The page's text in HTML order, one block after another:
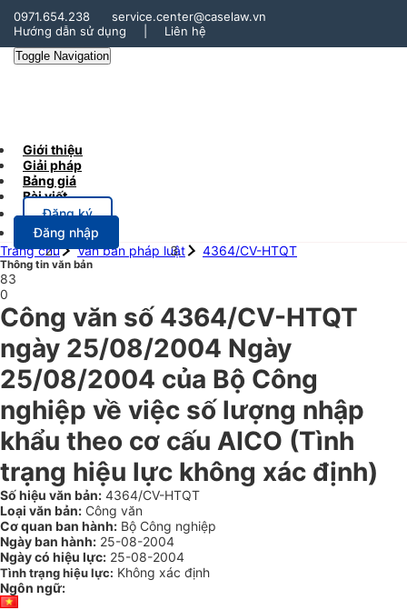
0971.654.238
service.center@caselaw.vn
Hướng dẫn sử dụng
Liên hệ
Toggle Navigation
Giới thiệu
Giải pháp
Bảng giá
Bài viết
Đăng ký
Đăng nhập
Trang chủ
Văn bản pháp luật 4364/CV-HTQT
Thông tin văn bản
83
0
Công văn số 4364/CV-HTQT
ngày 25/08/2004 Ngày
25/08/2004 của Bộ Công
nghiệp về việc số lượng nhập
khẩu theo cơ cấu AICO (Tình
trạng hiệu lực không xác định)
Số hiệu văn bản: 4364/CV-HTQT
Loại văn bản: Công văn
Cơ quan ban hành: Bộ Công nghiệp
Ngày ban hành: 25-08-2004
Ngày có hiệu lực: 25-08-2004
Tình trạng hiệu lực: Không xác định
Ngôn ngữ: